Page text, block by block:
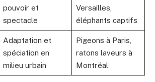
pouvoir et
spectacle
Versailles,
éléphants captifs
Adaptation et
spéciation en
milieu urbain
Pigeons à Paris,
ratons laveurs à
Montréal